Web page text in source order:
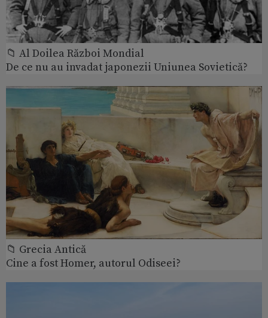
📁 Al Doilea Război Mondial
De ce nu au invadat japonezii Uniunea Sovietică?
📁 Grecia Antică
Cine a fost Homer, autorul Odiseei?